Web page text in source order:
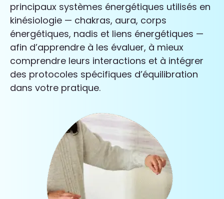
principaux systèmes énergétiques utilisés en
kinésiologie — chakras, aura, corps
énergétiques, nadis et liens énergétiques —
afin d’apprendre à les évaluer, à mieux
comprendre leurs interactions et à intégrer
des protocoles spécifiques d’équilibration
dans votre pratique.